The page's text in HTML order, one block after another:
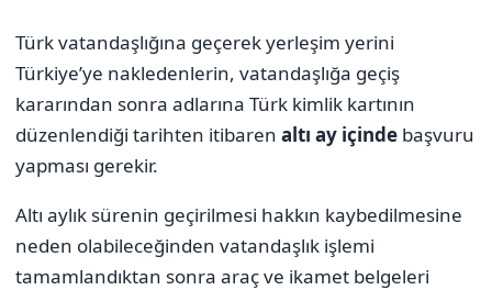
Türk vatandaşlığına geçerek yerleşim yerini
Türkiye’ye nakledenlerin, vatandaşlığa geçiş
kararından sonra adlarına Türk kimlik kartının
düzenlendiği tarihten itibaren altı ay içinde başvuru
yapması gerekir.
Altı aylık sürenin geçirilmesi hakkın kaybedilmesine
neden olabileceğinden vatandaşlık işlemi
tamamlandıktan sonra araç ve ikamet belgeleri